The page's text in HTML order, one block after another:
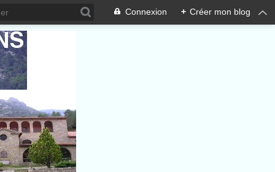
Connexion + Créer mon blog